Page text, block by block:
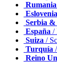
Eslovenia
Serbia &
España /
Suiza /
Turquía
Reino